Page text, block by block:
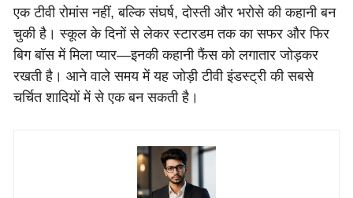
एक टीवी रोमांस नहीं, बल्कि संघर्ष, दोस्ती और भरोसे की कहानी बन
चुकी है। स्कूल के दिनों से लेकर स्टारडम तक का सफर और फिर
बिग बॉस में मिला प्यार—इनकी कहानी फैंस को लगातार जोड़कर
रखती है। आने वाले समय में यह जोड़ी टीवी इंडस्ट्री की सबसे
चर्चित शादियों में से एक बन सकती है।